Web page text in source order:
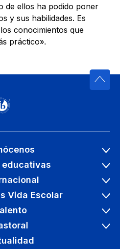
de ellos ha podido poner
y sus habilidades. Es
conocimientos que
práctico».
educativas
Vida Escolar